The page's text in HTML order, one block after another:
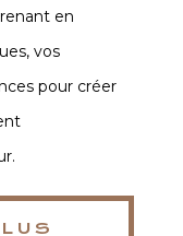
en
vos
pour créer